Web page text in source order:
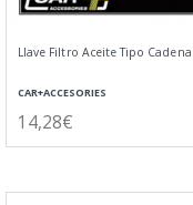
Llave Filtro Aceite Tipo Cadena
CAR+ACCESORIES
14,28€